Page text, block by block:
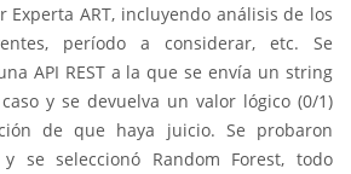
ART, incluyendo análisis de los
período a considerar, etc. Se
API REST a la que se envía un string
y se devuelva un valor lógico (0/1)
de que haya juicio. Se probaron
se seleccionó Random Forest, todo